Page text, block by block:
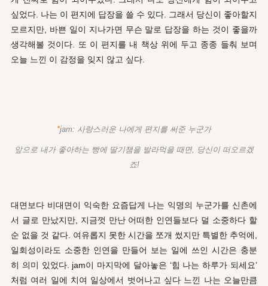
싶었다. 나는 이 편지에 답장을 쓸 수 있다. 그래서 당신이 좋아할지
모르지만, 바쁜 일이 지나가면 무슨 말로 답장을 하는 것이 좋을까
생각해볼 것이다. 또 이 편지를 내 책상 위에 두고 종종 들춰 보며
오늘 느낀 이 감정을 잊지 않고 싶다.
*jam: 사랑스러운 나에게 편지를 써준 누군가
앞으로 내가 좋아하는 빵에 딸기잼을 발라먹을 때면, 당신이 떠오르겠
죠!
대면보다 비대면이 익숙한 요즘답게 나는 익명의 누군가를 신촌에
서 글로 만났지만, 지금껏 만난 어떠한 인연들보다 덜 소중하다 할
순 없을 것 같다. 여유롭지 못한 시간을 쪼개 썼지만 특별한 추억에,
일회성이라도 소중한 인연을 만들어 보는 일에 쓰인 시간은 충분
히 의미 있었다. jam이 마지막에 달아놓은 ‘힘 나는 하루가 되세요’
처럼 여러 일에 치여 일상에서 벗어나고 싶다 느낀 나는 오늘만큼